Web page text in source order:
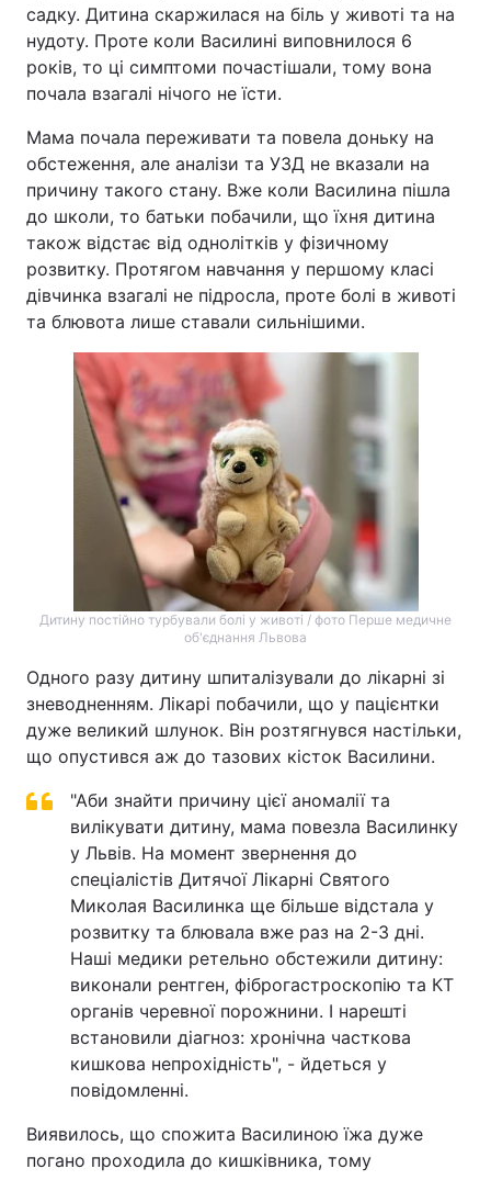
садку. Дитина скаржилася на біль у животі та на
нудоту. Проте коли Василині виповнилося 6
років, то ці симптоми почастішали, тому вона
почала взагалі нічого не їсти.
Мама почала переживати та повела доньку на
обстеження, але аналізи та УЗД не вказали на
причину такого стану. Вже коли Василина пішла
до школи, то батьки побачили, що їхня дитина
також відстає від однолітків у фізичному
розвитку. Протягом навчання у першому класі
дівчинка взагалі не підросла, проте болі в животі
та блювота лише ставали сильнішими.
Дитину постійно турбували болі у животі / фото Перше медичне
об'єднання Львова
Одного разу дитину шпиталізували до лікарні зі
зневодненням. Лікарі побачили, що у пацієнтки
дуже великий шлунок. Він розтягнувся настільки,
що опустився аж до тазових кісток Василини.
"Аби знайти причину цієї аномалії та
вилікувати дитину, мама повезла Василинку
у Львів. На момент звернення до
спеціалістів Дитячої Лікарні Святого
Миколая Василинка ще більше відстала у
розвитку та блювала вже раз на 2-3 дні.
Наші медики ретельно обстежили дитину:
виконали рентген, фіброгастроскопію та КТ
органів черевної порожнини. І нарешті
встановили діагноз: хронічна часткова
кишкова непрохідність", - йдеться у
повідомленні.
Виявилось, що спожита Василиною їжа дуже
погано проходила до кишківника, тому